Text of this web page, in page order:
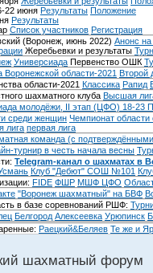
22 июня Результаты Положение
Результаты
Список участников Регистрация
(Воронеж, июнь 2022) Анонс
Жеребьевки и результаты
Универсиада Первенство ОШК
области-2021 Второй
области-2021 Классика Рапид
шахматного клуба Высшая
молодёжи, II этап (ЦФО) 18-23
среди женщин Чемпионат области
лига первая лига
команда (с
турнир в честь начала весны
Telegram-канал о шахматах в
Клуб "Дебют" СОШ №101
FIDE ФШР МШФ ЦФО
"Воронеж шахматный" на БВФ
в базе соревнований РШФ:
Белгород Алексеевка Урюпинск
Раецкий&Беляев Те же и
шахматный форум